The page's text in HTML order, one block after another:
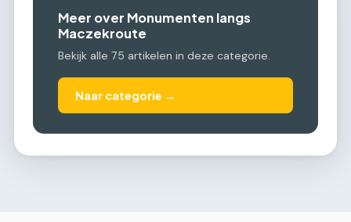
Meer over Monumenten langs
Maczekroute
Bekijk alle 75 artikelen in deze categorie.
Naar categorie →